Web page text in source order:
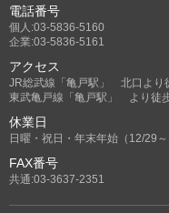
電話番号
個人:03-5836-5160
企業:03-5836-5161
アクセス
JR総武線「亀戸駅」 北口より
東武亀戸線「亀戸駅」 より徒
休業日
日曜・祝日・年末年始（12/29～
FAX番号
共通:03-3637-2351